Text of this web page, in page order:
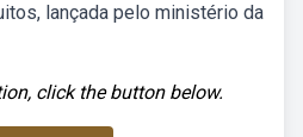
lançada pelo ministério da
click the button below.